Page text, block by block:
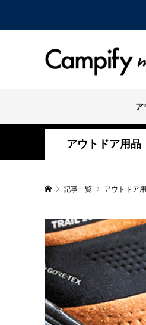
ア
アウトドア用品
記事一覧 アウトドア